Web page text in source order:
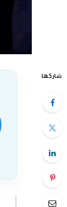
شاركها